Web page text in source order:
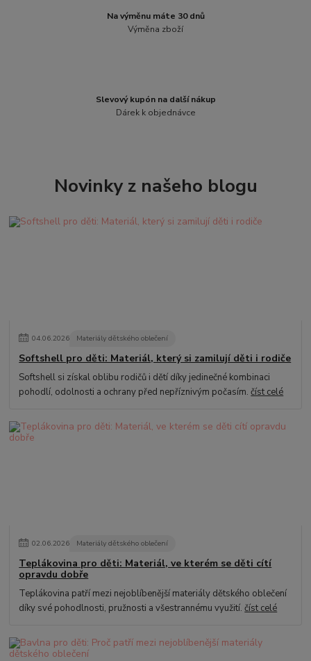
Na výměnu máte 30 dnů
Výměna zboží
Slevový kupón na další nákup
Dárek k objednávce
Novinky z našeho blogu
04.06.2026 Materiály dětského oblečení
Softshell pro děti: Materiál, který si zamilují děti i rodiče
Softshell si získal oblibu rodičů i dětí díky jedinečné kombinaci
pohodlí, odolnosti a ochrany před nepříznivým počasím.číst celé
02.06.2026 Materiály dětského oblečení
Teplákovina pro děti: Materiál, ve kterém se děti cítí
opravdu dobře
Teplákovina patří mezi nejoblíbenější materiály dětského oblečení
díky své pohodlnosti, pružnosti a všestrannému využití.číst celé